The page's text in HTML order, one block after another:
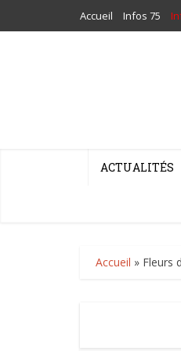
Accueil Infos 75
ACTUALITÉS
Accueil » Fleurs